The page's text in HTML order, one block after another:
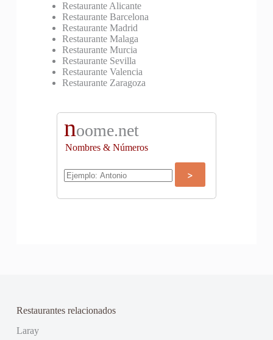
Restaurante Alicante
Restaurante Barcelona
Restaurante Madrid
Restaurante Malaga
Restaurante Murcia
Restaurante Sevilla
Restaurante Valencia
Restaurante Zaragoza
noome.net
Nombres & Números
Restaurantes relacionados
Laray